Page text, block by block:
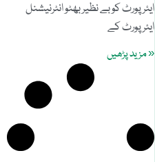
ایئرپورٹ کو بے نظیر بھٹو انٹرنیشنل
ایئرپورٹ کے
« مزید پڑھیں